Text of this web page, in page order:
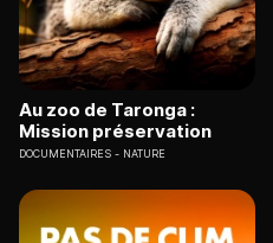
Au zoo de Taronga :
Mission préservation
DOCUMENTAIRES NATURE